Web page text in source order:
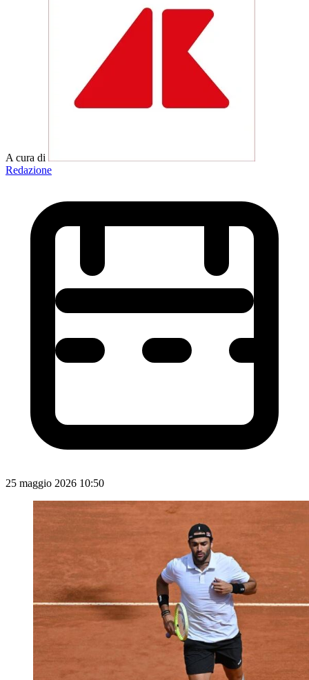
A cura di
Redazione
25 maggio 2026 10:50